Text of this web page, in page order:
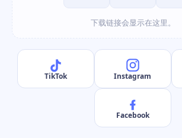
下载链接会显示在这里。
TikTok Instagram
Facebook